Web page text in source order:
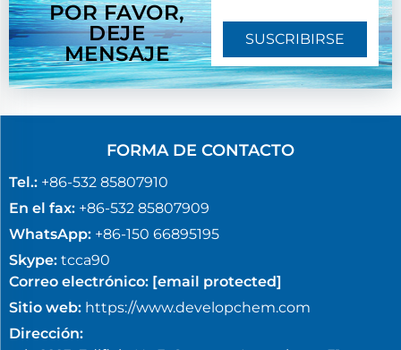
POR FAVOR,
DEJE
MENSAJE
SUSCRIBIRSE
FORMA DE CONTACTO
Tel.: +86-532 85807910
En el fax: +86-532 85807909
WhatsApp: +86-150 66895195
Skype: tcca90
Correo electrónico: [email protected]
Sitio web: https://www.developchem.com
Dirección: